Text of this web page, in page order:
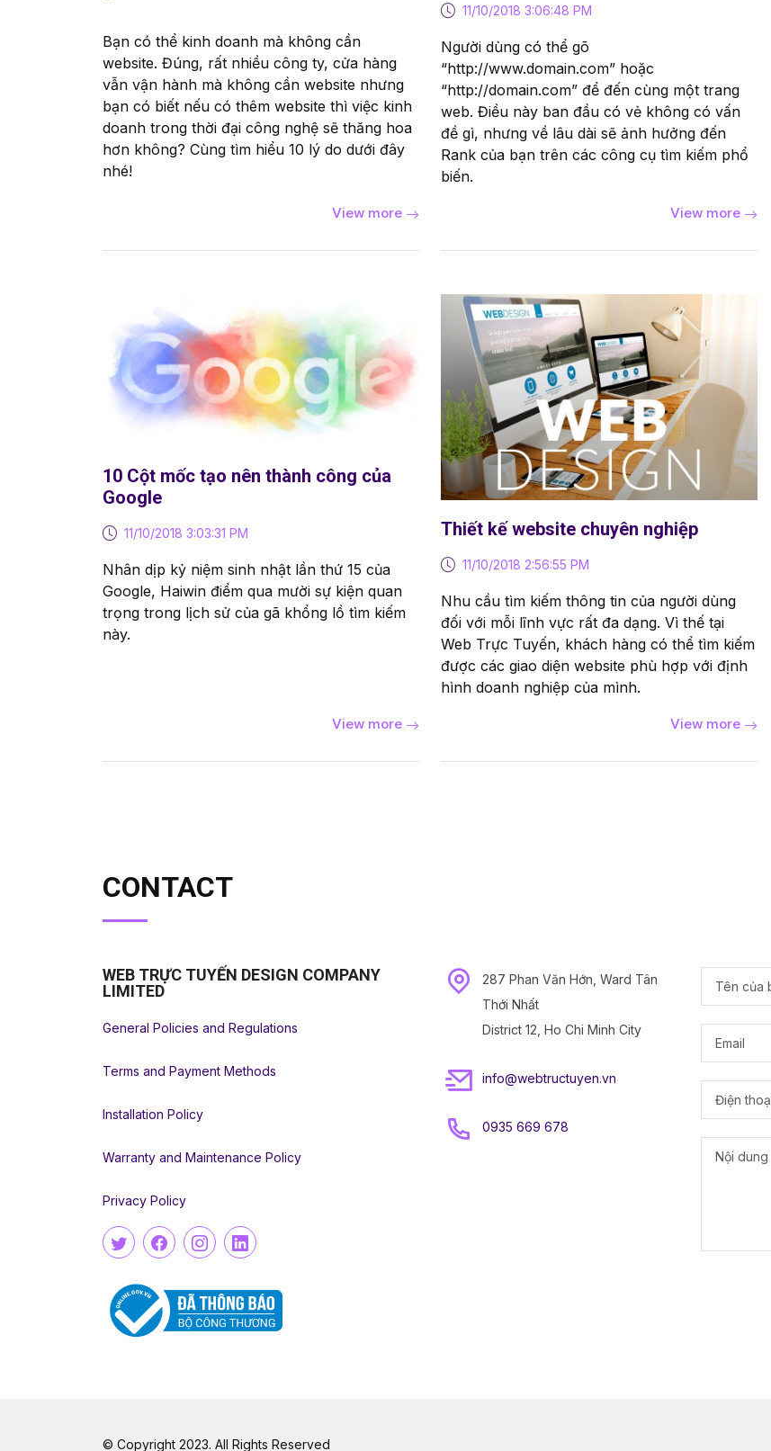
Bạn có thể kinh doanh mà không cần
website. Đúng, rất nhiều công ty, cửa hàng
vẫn vận hành mà không cần website nhưng
bạn có biết nếu có thêm website thì việc kinh
doanh trong thời đại công nghệ sẽ thăng hoa
hơn không? Cùng tìm hiểu 10 lý do dưới đây
nhé!
View more
11/10/2018 3:06:48 PM
Người dùng có thể gõ
“http://www.domain.com” hoặc
“http://domain.com” để đến cùng một trang
web. Điều này ban đầu có vẻ không có vấn
đề gì, nhưng về lâu dài sẽ ảnh hưởng đến
Rank của bạn trên các công cụ tìm kiếm phổ
biến.
View more
10 Cột mốc tạo nên thành công của
Google
11/10/2018 3:03:31 PM
Nhân dịp kỷ niệm sinh nhật lần thứ 15 của
Google, Haiwin điểm qua mười sự kiện quan
trọng trong lịch sử của gã khổng lồ tìm kiếm
này.
View more
Thiết kế website chuyên nghiệp
11/10/2018 2:56:55 PM
Nhu cầu tìm kiếm thông tin của người dùng
đối với mỗi lĩnh vực rất đa dạng. Vì thế tại
Web Trực Tuyến, khách hàng có thể tìm kiếm
được các giao diện website phù hợp với định
hình doanh nghiệp của mình.
View more
CONTACT
WEB TRỰC TUYẾN DESIGN COMPANY
LIMITED
General Policies and Regulations
Terms and Payment Methods
Installation Policy
Warranty and Maintenance Policy
Privacy Policy
287 Phan Văn Hớn, Ward Tân
Thới Nhất
District 12, Ho Chi Minh City
info@webtructuyen.vn
0935 669 678
© Copyright 2023. All Rights Reserved